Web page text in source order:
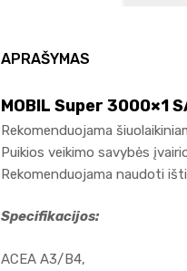
APRAŠYMAS
MOBIL Super 3000×1
Rekomenduojama
Puikios veikimo savybės
Rekomenduojama naudoti
Specifikacijos:
ACEA A3/B4,